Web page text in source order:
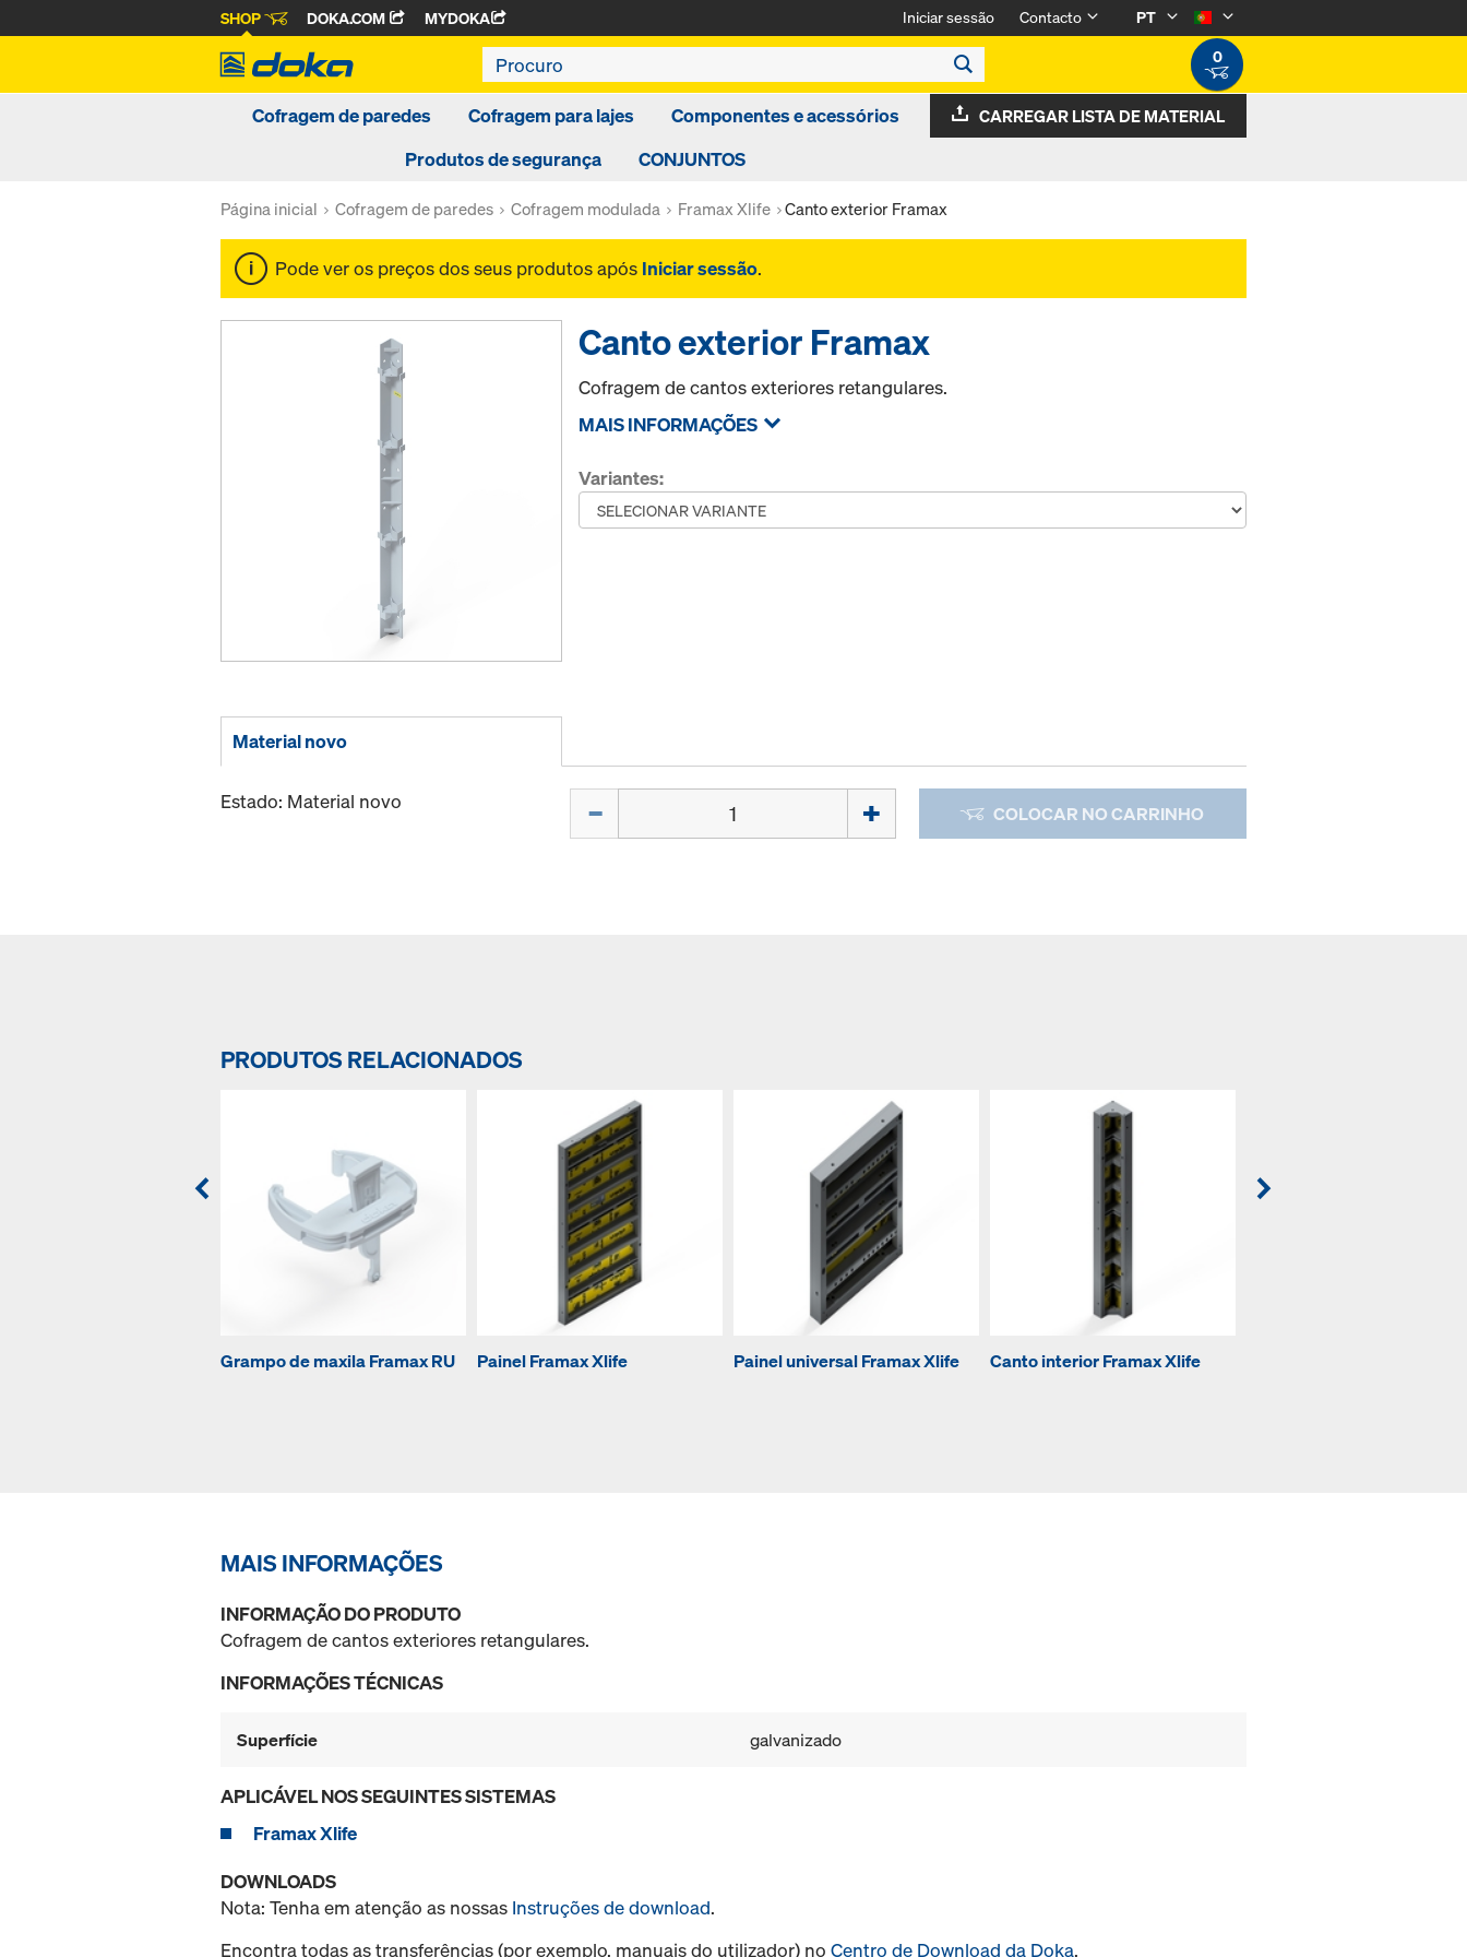
SHOP DOKA.COM MYDOKA Iniciar sessão Contacto
PT
0
Cofragem de paredes Cofragem para lajes
Componentes e acessórios
Produtos de segurança
CONJUNTOS
CARREGAR LISTA DE MATERIAL
Página inicial Cofragem de paredes Cofragem modulada Framax Xlife Canto exterior Framax
Pode ver os preços dos seus produtos após Iniciar sessão.
Canto exterior Framax
Cofragem de cantos exteriores retangulares.
MAIS INFORMAÇÕES
Variantes:
Material novo
Estado: Material novo COLOCAR NO CARRINHO
PRODUTOS RELACIONADOS
Grampo de maxila Framax RU Painel Framax Xlife Painel universal Framax Xlife Canto interior Framax Xlife
MAIS INFORMAÇÕES
INFORMAÇÃO DO PRODUTO
Cofragem de cantos exteriores retangulares.
INFORMAÇÕES TÉCNICAS
Superfície galvanizado
APLICÁVEL NOS SEGUINTES SISTEMAS
Framax Xlife
DOWNLOADS
Nota: Tenha em atenção as nossas Instruções de download.
Encontra todas as transferências (por exemplo, manuais do utilizador) no Centro de Download da Doka.